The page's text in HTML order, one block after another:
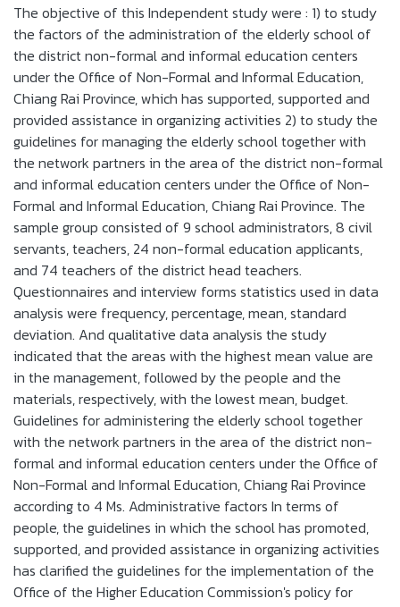
The objective of this Independent study were : 1) to study
the factors of the administration of the elderly school of
the district non-formal and informal education centers
under the Office of Non-Formal and Informal Education,
Chiang Rai Province, which has supported, supported and
provided assistance in organizing activities 2) to study the
guidelines for managing the elderly school together with
the network partners in the area of the district non-formal
and informal education centers under the Office of Non-
Formal and Informal Education, Chiang Rai Province. The
sample group consisted of 9 school administrators, 8 civil
servants, teachers, 24 non-formal education applicants,
and 74 teachers of the district head teachers.
Questionnaires and interview forms statistics used in data
analysis were frequency, percentage, mean, standard
deviation. And qualitative data analysis the study
indicated that the areas with the highest mean value are
in the management, followed by the people and the
materials, respectively, with the lowest mean, budget.
Guidelines for administering the elderly school together
with the network partners in the area of the district non-
formal and informal education centers under the Office of
Non-Formal and Informal Education, Chiang Rai Province
according to 4 Ms. Administrative factors In terms of
people, the guidelines in which the school has promoted,
supported, and provided assistance in organizing activities
has clarified the guidelines for the implementation of the
Office of the Higher Education Commission's policy for